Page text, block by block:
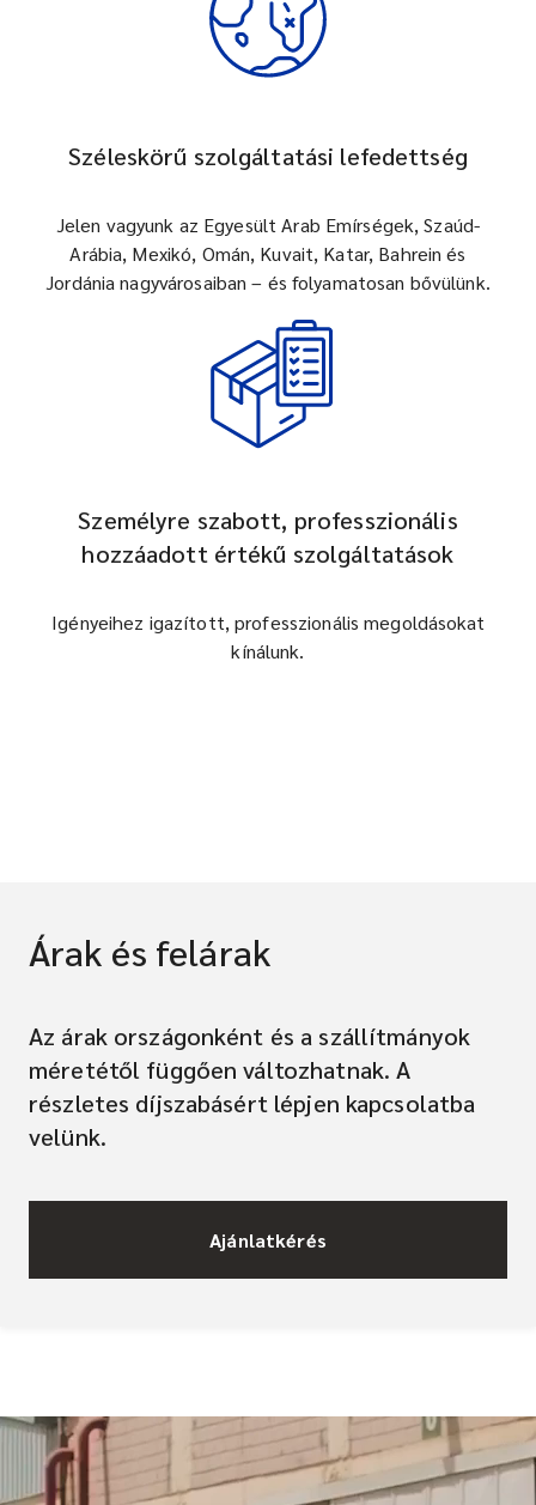
Széleskörű szolgáltatási lefedettség
Jelen vagyunk az Egyesült Arab Emírségek, Szaúd-
Arábia, Mexikó, Omán, Kuvait, Katar, Bahrein és
Jordánia nagyvárosaiban – és folyamatosan bővülünk.
Személyre szabott, professzionális
hozzáadott értékű szolgáltatások
Igényeihez igazított, professzionális megoldásokat
kínálunk.
Árak és felárak
Az árak országonként és a szállítmányok
méretétől függően változhatnak. A
részletes díjszabásért lépjen kapcsolatba
velünk.
Ajánlatkérés